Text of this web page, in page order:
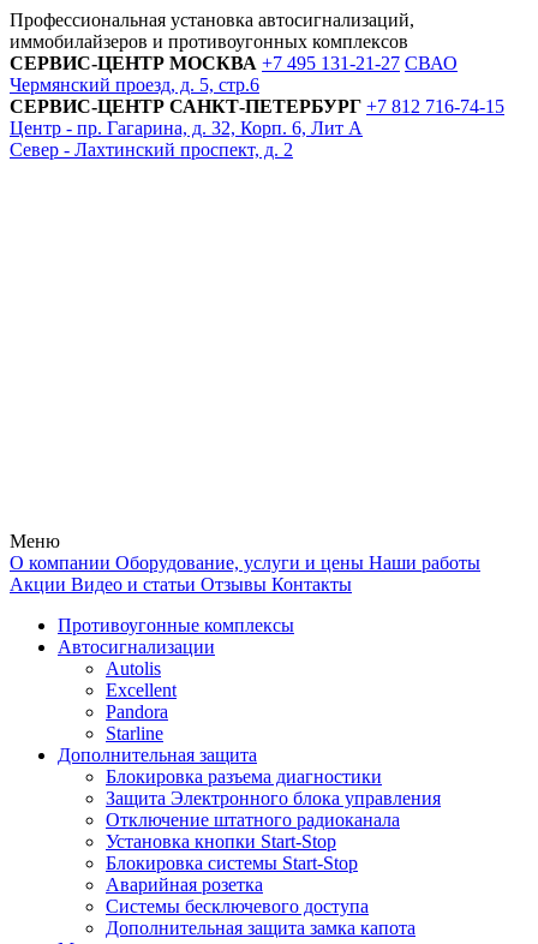
Профессиональная установка автосигнализаций,
иммобилайзеров и противоугонных комплексов
СЕРВИС-ЦЕНТР МОСКВА +7 495 131-21-27 СВАО
Чермянский проезд, д. 5, стр.6
СЕРВИС-ЦЕНТР САНКТ-ПЕТЕРБУРГ +7 812 716-74-15
Центр - пр. Гагарина, д. 32, Корп. 6, Лит А
Север - Лахтинский проспект, д. 2
Меню
О компании Оборудование, услуги и цены Наши работы
Акции Видео и статьи Отзывы Контакты
Противоугонные комплексы
Автосигнализации
Autolis
Excellent
Pandora
Starline
Дополнительная защита
Блокировка разъема диагностики
Защита Электронного блока управления
Отключение штатного радиоканала
Установка кнопки Start-Stop
Блокировка системы Start-Stop
Аварийная розетка
Системы бесключевого доступа
Дополнительная защита замка капота